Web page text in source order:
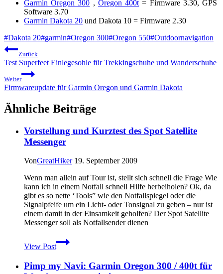
Garmin Oregon 300 , Oregon 400t = Firmware 3.30, GPS
Software 3.70
Garmin Dakota 20 und Dakota 10 = Firmware 2.30
Schlagworte:
#Dakota 20#garmin#Oregon 300#Oregon 550#Outdoornavigation
Beitragsnavigation
Zurück
Test Superfeet Einlegesohle für Trekkingschuhe und Wanderschuhe
Weiter
Firmwareupdate für Garmin Oregon und Garmin Dakota
Ähnliche Beiträge
Vorstellung und Kurztest des Spot Satellite
Messenger
VonGreatHiker 19. September 2009
Wenn man allein auf Tour ist, stellt sich schnell die Frage Wie
kann ich in einem Notfall schnell Hilfe herbeiholen? Ok, da
gibt es so nette ‘Tools” wie den Notfallspiegel oder die
Signalpfeife um ein Licht- oder Tonsignal zu geben – nur ist
einem damit in der Einsamkeit geholfen? Der Spot Satellite
Messenger soll als Notfallsender dienen
View Post
Vorstellung
und
des
Pimp my Navi: Garmin Oregon 300 / 400t für